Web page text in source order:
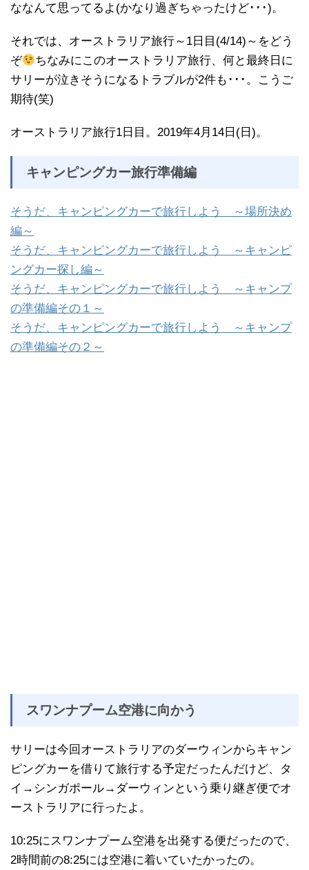
ななんて思ってるよ(かなり過ぎちゃったけど･･･)。
それでは、オーストラリア旅行～1日目(4/14)～をどう
ぞ
ちなみにこのオーストラリア旅行、何と最終日に
サリーが泣きそうになるトラブルが2件も･･･。こうご
期待(笑)
オーストラリア旅行1日目。2019年4月14日(日)。
キャンピングカー旅行準備編
そうだ、キャンピングカーで旅行しよう ～場所決め
編～
そうだ、キャンピングカーで旅行しよう ～キャンピ
ングカー探し編～
そうだ、キャンピングカーで旅行しよう ～キャンプ
の準備編その１～
そうだ、キャンピングカーで旅行しよう ～キャンプ
の準備編その２～
スワンナプーム空港に向かう
サリーは今回オーストラリアのダーウィンからキャン
ピングカーを借りて旅行する予定だったんだけど、タ
イ→シンガポール→ダーウィンという乗り継ぎ便でオ
ーストラリアに行ったよ。
10:25にスワンナプーム空港を出発する便だったので、
2時間前の8:25には空港に着いていたかったの。